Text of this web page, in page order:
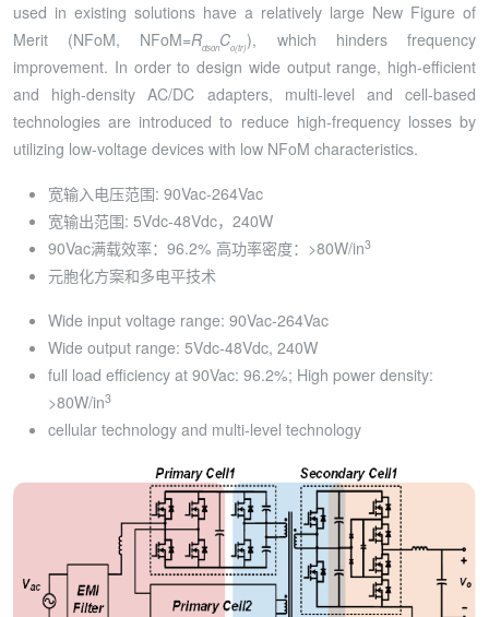
used in existing solutions have a relatively large New Figure of
Merit (NFoM, NFoM=RdsonCo(tr)), which hinders frequency
improvement. In order to design wide output range, high-efficient
and high-density AC/DC adapters, multi-level and cell-based
technologies are introduced to reduce high-frequency losses by
utilizing low-voltage devices with low NFoM characteristics.
宽输入电压范围: 90Vac-264Vac
宽输出范围: 5Vdc-48Vdc，240W
90Vac满载效率：96.2% 高功率密度：>80W/in3
元胞化方案和多电平技术
Wide input voltage range: 90Vac-264Vac
Wide output range: 5Vdc-48Vdc, 240W
full load efficiency at 90Vac: 96.2%; High power density:
>80W/in3
cellular technology and multi-level technology